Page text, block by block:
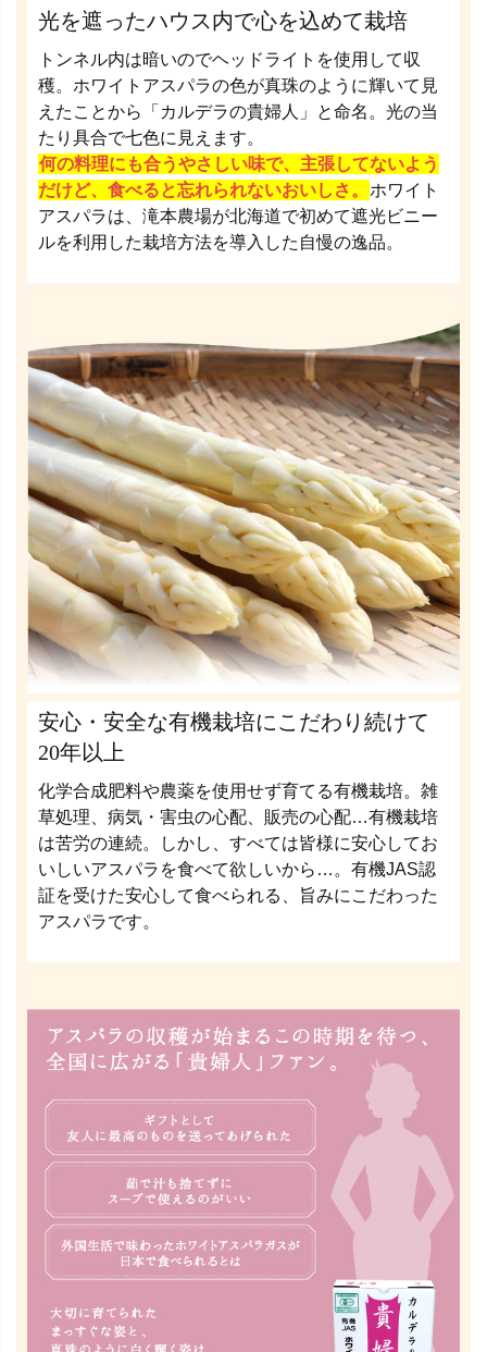
光を遮ったハウス内で心を込めて栽培
トンネル内は暗いのでヘッドライトを使用して収
穫。ホワイトアスパラの色が真珠のように輝いて見
えたことから「カルデラの貴婦人」と命名。光の当
たり具合で七色に見えます。
何の料理にも合うやさしい味で、主張してないよう
だけど、食べると忘れられないおいしさ。
ホワイト
アスパラは、滝本農場が北海道で初めて遮光ビニー
ルを利用した栽培方法を導入した自慢の逸品。
安心・安全な有機栽培にこだわり続けて
20年以上
化学合成肥料や農薬を使用せず育てる有機栽培。雑
草処理、病気・害虫の心配、販売の心配…有機栽培
は苦労の連続。しかし、すべては皆様に安心してお
いしいアスパラを食べて欲しいから…。有機JAS認
証を受けた安心して食べられる、旨みにこだわった
アスパラです。